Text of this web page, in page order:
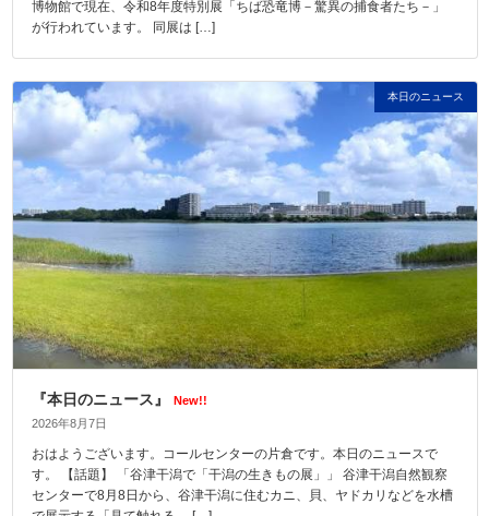
博物館で現在、令和8年度特別展「ちば恐竜博－驚異の捕食者たち－」
が行われています。 同展は […]
本日のニュース
『本日のニュース』
New!!
2026年8月7日
おはようございます。コールセンターの片倉です。本日のニュースで
す。 【話題】 「谷津干潟で「干潟の生きもの展」」 谷津干潟自然観察
センターで8月8日から、谷津干潟に住むカニ、貝、ヤドカリなどを水槽